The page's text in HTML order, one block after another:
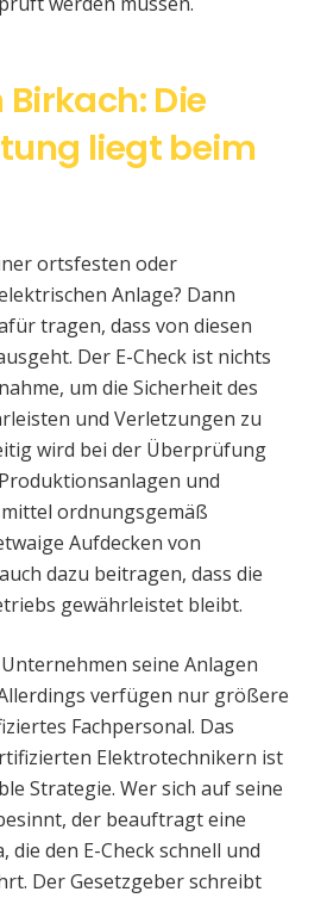
Die
liegt beim
ortsfesten oder
Anlage? Dann
tragen, dass von diesen
Der E-Check ist nichts
um die Sicherheit des
und Verletzungen zu
wird bei der Überprüfung
und
ordnungsgemäß
Aufdecken von
dazu beitragen, dass die
gewährleistet bleibt.
seine Anlagen
verfügen nur größere
Fachpersonal. Das
Elektrotechnikern ist
Strategie. Wer sich auf seine
der beauftragt eine
die den E-Check schnell und
Der Gesetzgeber schreibt